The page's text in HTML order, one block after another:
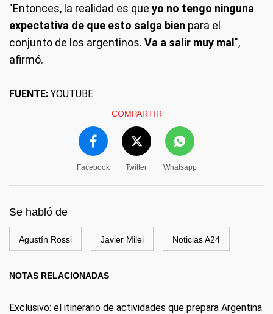
"Entonces, la realidad es que yo no tengo ninguna
expectativa de que esto salga bien para el
conjunto de los argentinos. Va a salir muy mal",
afirmó.
FUENTE: YOUTUBE
COMPARTIR
Facebook Twitter Whatsapp
Se habló de
Agustín Rossi Javier Milei Noticias A24
NOTAS RELACIONADAS
Exclusivo: el itinerario de actividades que prepara Argentina